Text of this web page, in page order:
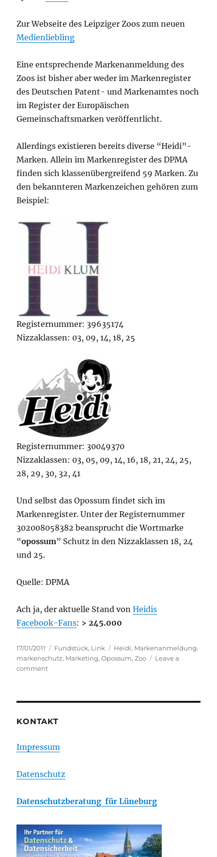
Zur Webseite des Leipziger Zoos zum neuen
Medienliebling
Eine entsprechende Markenanmeldung des
Zoos ist bisher aber weder im Markenregister
des Deutschen Patent- und Markenamtes noch
im Register der Europäischen
Gemeinschaftsmarken veröffentlicht.
Allerdings existieren bereits diverse “Heidi”-
Marken. Allein im Markenregister des DPMA
finden sich klassenübergreifend 59 Marken. Zu
den bekannteren Markenzeichen gehören zum
Beispiel:
Registernummer: 39635174
Nizzaklassen: 03, 09, 14, 18, 25
Registernummer: 30049370
Nizzaklassen: 03, 05, 09, 14, 16, 18, 21, 24, 25,
28, 29, 30, 32, 41
Und selbst das Opossum findet sich im
Markenregister. Unter der Registernummer
302008058382 beansprucht die Wortmarke
“opossum” Schutz in den Nizzaklassen 18, 24
und 25.
Quelle: DPMA
Ach ja, der aktuelle Stand vonHeidis
Facebook-Fans: > 245.000
Posted
on
17/01/2011 Categories
Fundstück, Link Tags
Heidi, Markenanmeldung,
markenschutz, Marketing,Opossum,Zoo
Leave a
commenton
–
schielende
KONTAKT
Impressum
Datenschutz
Datenschutzberatung für Lüneburg